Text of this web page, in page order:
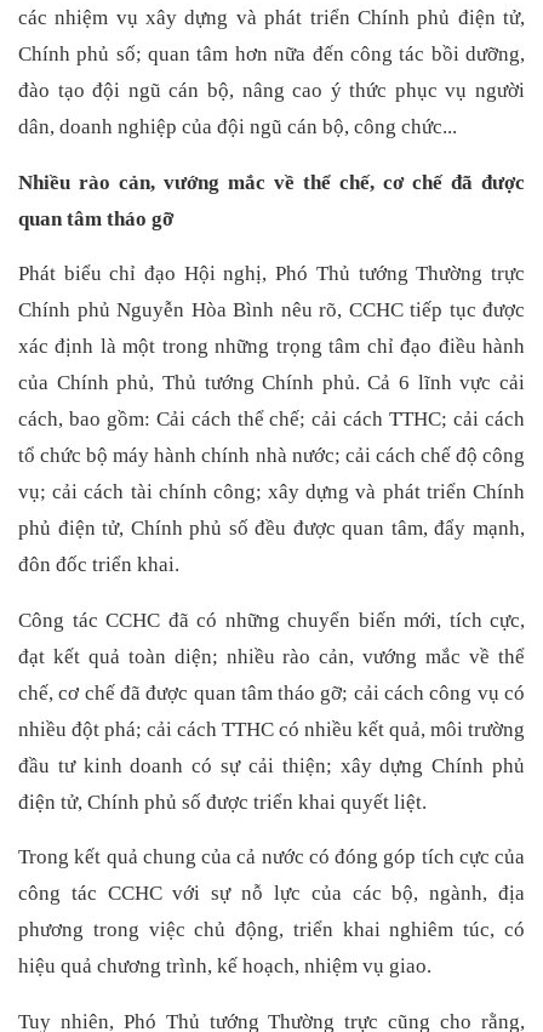
các nhiệm vụ xây dựng và phát triển Chính phủ điện tử,
Chính phủ số; quan tâm hơn nữa đến công tác bồi dưỡng,
đào tạo đội ngũ cán bộ, nâng cao ý thức phục vụ người
dân, doanh nghiệp của đội ngũ cán bộ, công chức...
Nhiều rào cản, vướng mắc về thể chế, cơ chế đã được
quan tâm tháo gỡ
Phát biểu chỉ đạo Hội nghị, Phó Thủ tướng Thường trực
Chính phủ Nguyễn Hòa Bình nêu rõ, CCHC tiếp tục được
xác định là một trong những trọng tâm chỉ đạo điều hành
của Chính phủ, Thủ tướng Chính phủ. Cả 6 lĩnh vực cải
cách, bao gồm: Cải cách thể chế; cải cách TTHC; cải cách
tổ chức bộ máy hành chính nhà nước; cải cách chế độ công
vụ; cải cách tài chính công; xây dựng và phát triển Chính
phủ điện tử, Chính phủ số đều được quan tâm, đẩy mạnh,
đôn đốc triển khai.
Công tác CCHC đã có những chuyển biến mới, tích cực,
đạt kết quả toàn diện; nhiều rào cản, vướng mắc về thể
chế, cơ chế đã được quan tâm tháo gỡ; cải cách công vụ có
nhiều đột phá; cải cách TTHC có nhiều kết quả, môi trường
đầu tư kinh doanh có sự cải thiện; xây dựng Chính phủ
điện tử, Chính phủ số được triển khai quyết liệt.
Trong kết quả chung của cả nước có đóng góp tích cực của
công tác CCHC với sự nỗ lực của các bộ, ngành, địa
phương trong việc chủ động, triển khai nghiêm túc, có
hiệu quả chương trình, kế hoạch, nhiệm vụ giao.
Tuy nhiên, Phó Thủ tướng Thường trực cũng cho rằng,